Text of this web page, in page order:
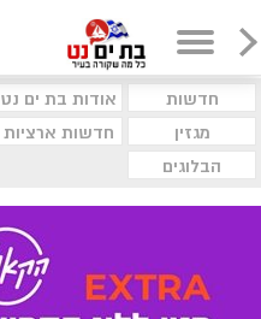
חדשות אודות בת ים נט
מגזין
חדשות ארציות
הבלוגים